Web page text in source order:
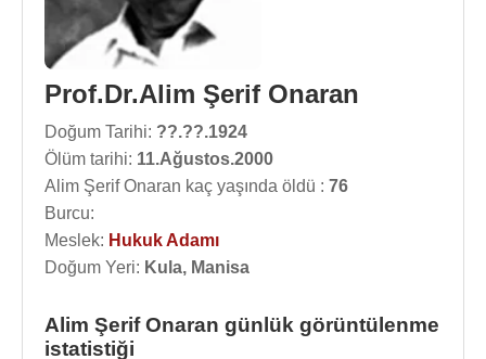
Prof.Dr.Alim Şerif Onaran
Doğum Tarihi: ??.??.1924
Ölüm tarihi: 11.Ağustos.2000
Alim Şerif Onaran kaç yaşında öldü : 76
Burcu:
Meslek: Hukuk Adamı
Doğum Yeri: Kula, Manisa
Alim Şerif Onaran günlük görüntülenme
istatistiği